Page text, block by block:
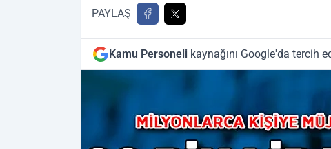
PAYLAŞ
Kamu Personeli kaynağını Google'da tercih